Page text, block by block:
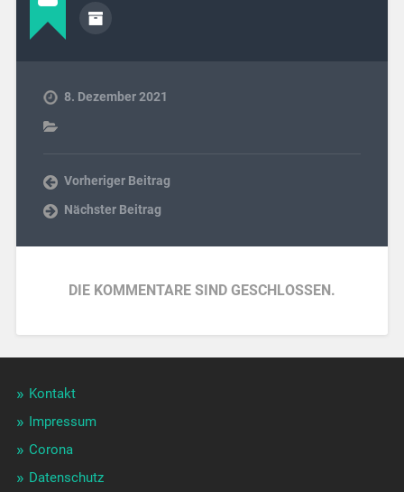
8. Dezember 2021
Vorheriger Beitrag
Nächster Beitrag
DIE KOMMENTARE SIND GESCHLOSSEN.
Kontakt
Impressum
Corona
Datenschutz